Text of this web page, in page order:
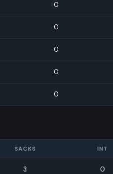
0
0
0
0
0
SACKS INT
3 0